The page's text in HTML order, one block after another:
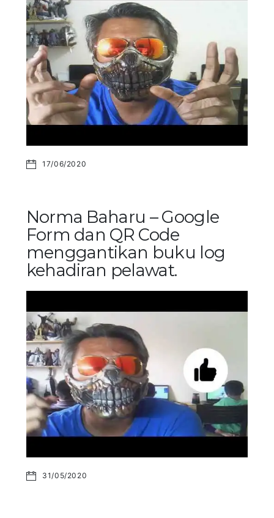
17/06/2020
Norma Baharu – Google
Form dan QR Code
menggantikan buku log
kehadiran pelawat.
31/05/2020